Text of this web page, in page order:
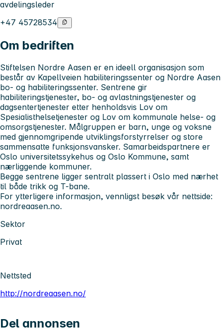
avdelingsleder
+47 45728534
Om bedriften
Stiftelsen Nordre Aasen er en ideell organisasjon som
består av Kapellveien habiliteringssenter og Nordre Aasen
bo- og habiliteringssenter. Sentrene gir
habiliteringstjenester, bo- og avlastningstjenester og
dagsentertjenester etter henholdsvis Lov om
Spesialisthelsetjenester og Lov om kommunale helse- og
omsorgstjenester. Målgruppen er barn, unge og voksne
med gjennomgripende utviklingsforstyrrelser og store
sammensatte funksjonsvansker. Samarbeidspartnere er
Oslo universitetssykehus og Oslo Kommune, samt
nærliggende kommuner.
Begge sentrene ligger sentralt plassert i Oslo med nærhet
til både trikk og T-bane.
For ytterligere informasjon, vennligst besøk vår nettside:
nordreaasen.no.
Sektor
Privat
Nettsted
http://nordreaasen.no/
Del annonsen